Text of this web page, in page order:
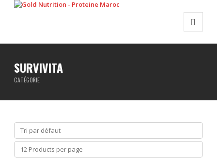
SURVIVITA
CATÉGORIE